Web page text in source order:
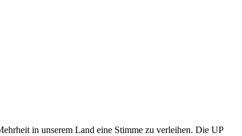
in unserem Land eine Stimme zu verleihen. Die UP